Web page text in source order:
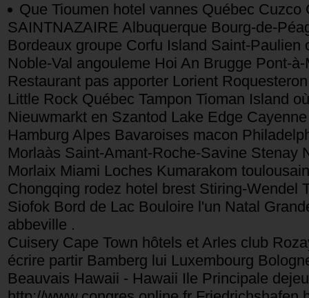
Que Tioumen hotel vannes Québec
SAINTNAZAIRE Albuquerque Bourg-de-
Bordeaux groupe Corfu Island Saint-
Noble-Val angouleme Hoi An Brugge Pont-
Restaurant pas apporter Lorient
Little Rock Québec Tampon Tioman Island
Nieuwmarkt en Szantod Lake Edge
Hamburg Alpes Bavaroises macon
Morlaàs Saint-Amant-Roche-Savine Stenay
Morlaix Miami Loches Kumarakom
Chongqing rodez hotel brest Stiring-Wendel
Siofok Bord de Lac Bouloire l'un Natal
abbeville .
Cuisery Cape Town hôtels et Arles club
écrire partir Bamberg lui Luxembourg
Beauvais Hawaii - Hawaii Ile Principale